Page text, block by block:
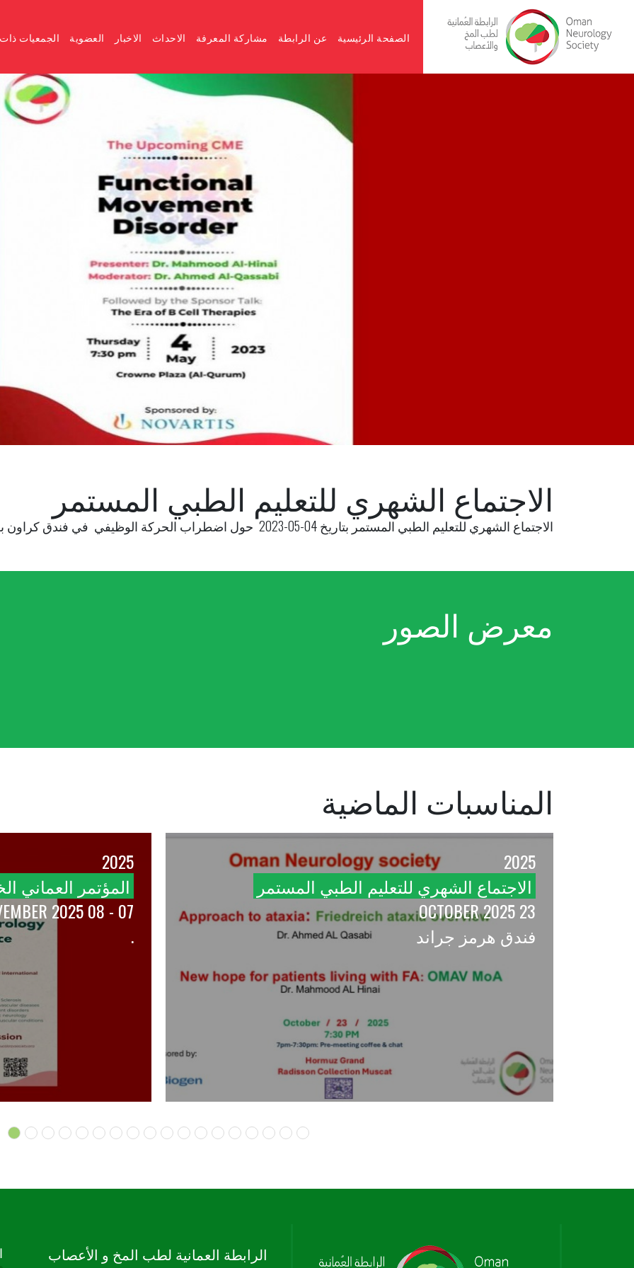
الصفحة الرئيسية عن الرابطة مشاركة المعرفة الاحداث الاخبار العضوية الجمعيات
الاجتماع الشهري للتعليم الطبي المستمر
الاجتماع الشهري للتعليم الطبي المستمر بتاريخ 04-05-2023 حول اضطراب الحركة الوظيفي في فندق كراون بلازا, القرم-مسقط
معرض الصور
المناسبات الماضية
2025
المؤتمر
07 - 08 NOVEMBER 2025
.
2025
الاجتماع الشهري للتعليم الطبي المستمر
23 OCTOBER 2025
فندق هرمز جراند
الرابطة العمانية لطب المخ و الأعصاب